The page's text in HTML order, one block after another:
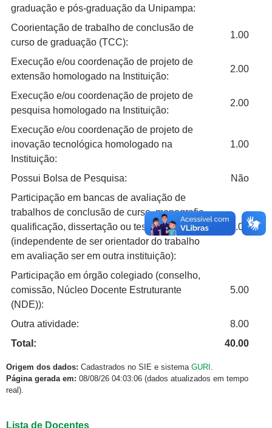
graduação e pós-graduação da Unipampa:
Coorientação de trabalho de conclusão de
curso de graduação (TCC):
1.00
Execução e/ou coordenação de projeto de
extensão homologado na Instituição:
2.00
Execução e/ou coordenação de projeto de
pesquisa homologado na Instituição:
2.00
Execução e/ou coordenação de projeto de
inovação tecnológica homologado na
Instituição:
1.00
Possui Bolsa de Pesquisa:
Não
Participação em bancas de avaliação de
trabalhos de conclusão de curso, monografia,
qualificação, dissertação ou tese
(independente de ser orientador do trabalho
em avaliação ser em outra instituição):
3.00
Participação em órgão colegiado (conselho,
comissão, Núcleo Docente Estruturante
(NDE)):
5.00
Outra atividade:
8.00
Total:
40.00
Origem dos dados: Cadastrados no SIE e sistema GURI .
Página gerada em: 08/08/26 04:03:06 (dados atualizados em tempo
real).
Lista de Docentes